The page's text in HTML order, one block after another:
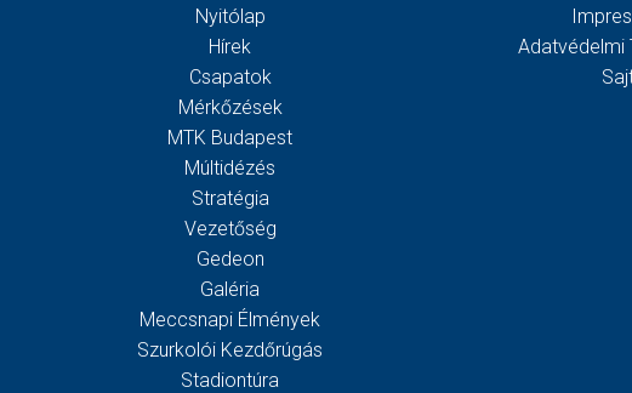
Nyitólap
Hírek
Csapatok
Mérkőzések
MTK Budapest
Múltidézés
Stratégia
Vezetőség
Gedeon
Galéria
Meccsnapi Élmények
Szurkolói Kezdőrúgás
Stadiontúra
Adatvédelmi